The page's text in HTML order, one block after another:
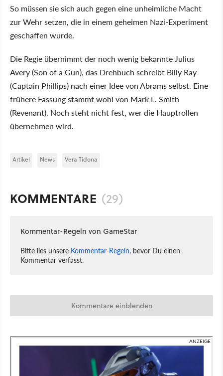
So müssen sie sich auch gegen eine unheimliche Macht
zur Wehr setzen, die in einem geheimen Nazi-Experiment
geschaffen wurde.
Die Regie übernimmt der noch wenig bekannte Julius
Avery (Son of a Gun), das Drehbuch schreibt Billy Ray
(Captain Phillips) nach einer Idee von Abrams selbst. Eine
frühere Fassung stammt wohl von Mark L. Smith
(Revenant). Noch steht nicht fest, wer die Hauptrollen
übernehmen wird.
Artikel News Vera Tidona
KOMMENTARE (29)
Kommentar-Regeln von GameStar
Bitte lies unsere Kommentar-Regeln, bevor Du einen
Kommentar verfasst.
Kommentare einblenden